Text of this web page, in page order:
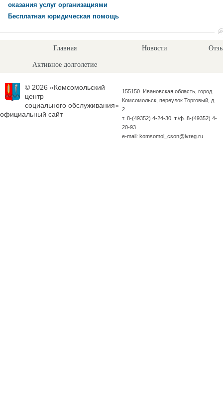
оказания услуг организациями
Бесплатная юридическая помощь
Главная Новости
Активное долголетие
© 2026 «Комсомольский
центр
социального обслуживания»
официальный сайт
155150 Ивановская область, город
Комсомольск, переулок Торговый, д.
2
т. 8-(49352) 4-24-30 т./ф. 8-(49352) 4-
20-93
e-mail: komsomol_cson@ivreg.ru